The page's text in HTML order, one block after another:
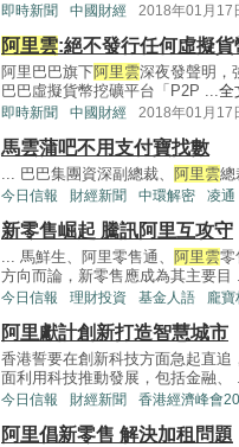
即時新聞 中國財經 2018年01月17
阿里雲:絕不發行任何虛擬貨
阿里巴巴旗下阿里雲深夜發聲明，
巴巴虛擬貨幣挖礦平台「P2P ...全
即時新聞 中國財經 2018年01月17
馬雲蒲吧不用支付寶找數
... 巴巴集團資深副總裁、 阿里雲
今日信報 財經新聞 中環解密 凌通
新零售崛起 騰訊阿里互攻守
... 馬鮮生、阿里零售通、 阿里雲零
方向而論，新零售應成為其主要目
今日信報 理財投資 基金人語 龐寶
阿里獻計創新打造智慧城市
香港誓要在創新科技方面急起直追
面利用科技推動發展，包括金融、
今日信報 財經新聞 香港經濟峰會
阿里倡新零售 解決加租問題